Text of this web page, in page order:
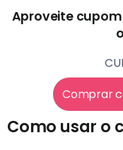
Aproveite cupom
Comprar
Como usar o